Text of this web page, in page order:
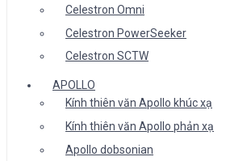
Celestron Omni
Celestron PowerSeeker
Celestron SCTW
APOLLO
Kính thiên văn Apollo khúc xạ
Kính thiên văn Apollo phản xạ
Apollo dobsonian